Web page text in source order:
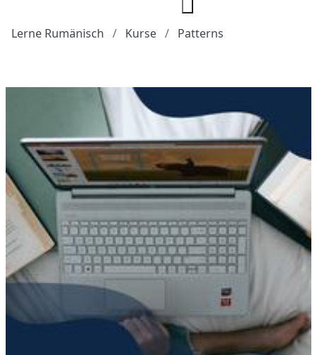
Lerne Rumänisch Kurse Patterns